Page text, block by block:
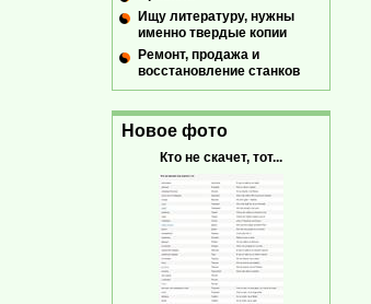
Ищу литературу, нужны
именно твердые копии
Ремонт, продажа и
восстановление станков
Новое фото
Кто не скачет, тот...